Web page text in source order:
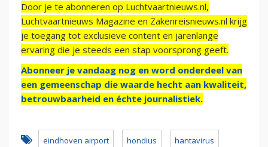
Door je te abonneren op Luchtvaartnieuws.nl,
Luchtvaartnieuws Magazine en Zakenreisnieuws.nl krijg
je toegang tot exclusieve content en jarenlange
ervaring die je steeds een stap voorsprong geeft.
Abonneer je vandaag nog en word onderdeel van
een gemeenschap die waarde hecht aan kwaliteit,
betrouwbaarheid en échte journalistiek.
eindhoven airport hondius hantavirus